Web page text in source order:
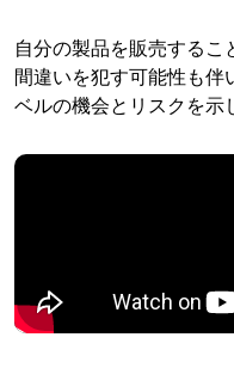
自分の製品を販売する
間違いを犯す可能性も伴
ベルの機会とリスクを示